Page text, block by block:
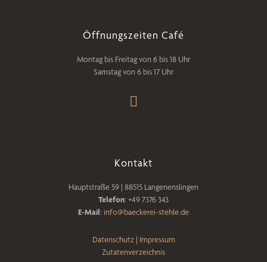
Öffnungszeiten Café
Montag bis Freitag von 6 bis 18 Uhr
Samstag von 6 bis 17 Uhr
Kontakt
Hauptstraße 59 | 88515 Langenenslingen
Telefon: +49 7376 343
E-Mail: info@baeckerei-stehle.de
Datenschutz | Impressum
Zutatenverzeichnis